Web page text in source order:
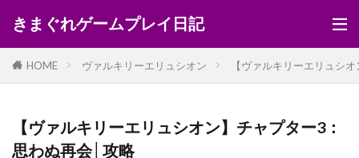
きまぐれゲームプレイ日記
HOME ヴァルキリーエリュシオン 【ヴァルキリーエリュシ
【ヴァルキリーエリュシオン】チャプター3：
思わぬ再会│攻略